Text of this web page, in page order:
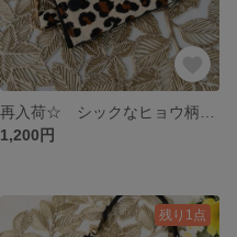
1,200円
残り1点